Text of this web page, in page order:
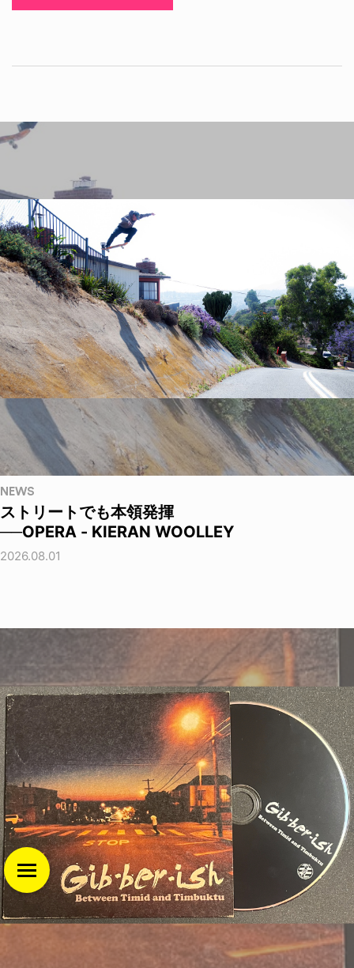
NEWS
ストリートでも本領発揮
──OPERA - KIERAN WOOLLEY
2026.08.01